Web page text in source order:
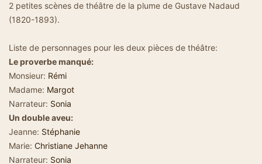
2 petites scènes de théâtre de la plume de Gustave Nadaud
(1820-1893).
Liste de personnages pour les deux pièces de théâtre:
Le proverbe manqué:
Monsieur: Rémi
Madame: Margot
Narrateur: Sonia
Un double aveu:
Jeanne: Stéphanie
Marie: Christiane Jehanne
Narrateur: Sonia